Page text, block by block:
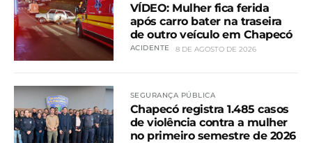
VÍDEO: Mulher fica ferida
após carro bater na traseira
de outro veículo em Chapecó
ACIDENTE 8 DE AGOSTO DE 2026
SEGURANÇA PÚBLICA
Chapecó registra 1.485 casos
de violência contra a mulher
no primeiro semestre de 2026